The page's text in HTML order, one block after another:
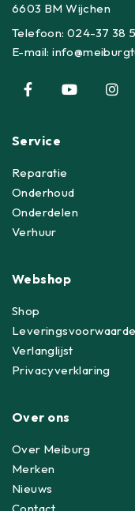
6603 BM Wijchen
Telefoon:024-37 38
E-mail:
Service
Reparatie
Onderhoud
Onderdelen
Verhuur
Webshop
Shop
Verlanglijst
Privacyverklaring
Over ons
Over Meiburg
Merken
Nieuws